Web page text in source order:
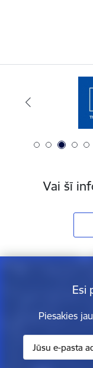
Vai šī
Esi
Piesakies